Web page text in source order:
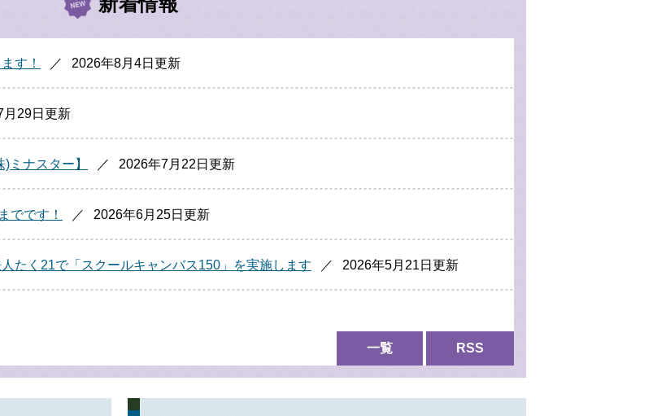
す！ 2026年8月4日更新
月29日更新
ミナスター】 2026年7月22日更新
でです！ 2026年6月25日更新
たく21で「スクールキャンバス150」を実施します 2026年5月21日更新
一覧 RSS